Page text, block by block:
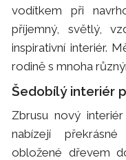
vodítkem při
příjemný, ​​světlý,
inspirativní interiér.
rodině s mnoha
Šedobílý interiér
Zbrusu nový
nabízejí
obložené dřevem